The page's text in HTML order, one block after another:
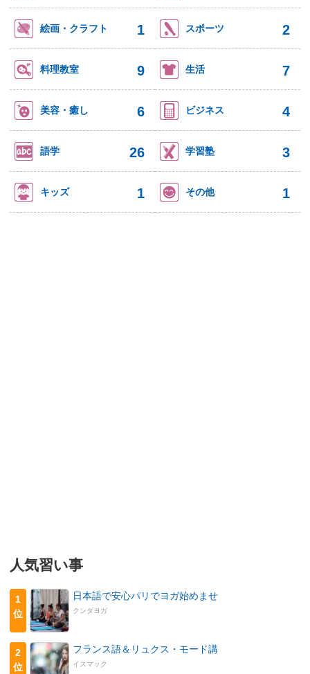
絵画・クラフト 1 スポーツ 2
料理教室 9 生活 7
美容・癒し 6 ビジネス 4
語学 26 学習塾 3
キッズ 1 その他 1
人気習い事
1
位
日本語で安心パリでヨガ始めませ
クンダヨガ
2
位
フランス語＆リュクス・モード講
イスマック